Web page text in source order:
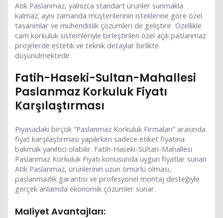
Atik Paslanmaz, yalnızca standart ürünler sunmakla
kalmaz; aynı zamanda müşterilerinin isteklerine göre özel
tasarımlar ve mühendislik çözümleri de geliştirir. Özellikle
cam korkuluk sistemleriyle birleştirilen özel açılı paslanmaz
projelerde estetik ve teknik detaylar birlikte
düşünülmektedir.
Fatih-Haseki-Sultan-Mahallesi
Paslanmaz Korkuluk Fiyatı
Karşılaştırması
Piyasadaki birçok “Paslanmaz Korkuluk Firmaları” arasında
fiyat karşılaştırması yapılırken sadece etiket fiyatına
bakmak yanıltıcı olabilir. Fatih-Haseki-Sultan-Mahallesi
Paslanmaz Korkuluk Fiyatı konusunda uygun fiyatlar sunan
Atik Paslanmaz, ürünlerinin uzun ömürlü olması,
paslanmazlık garantisi ve profesyonel montaj desteğiyle
gerçek anlamda ekonomik çözümler sunar.
Maliyet Avantajları: